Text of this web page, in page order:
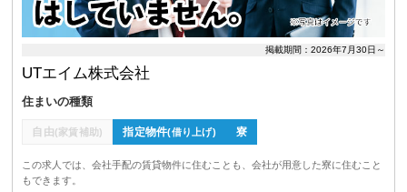
掲載期間：2026年7月30日～
UTエイム株式会社
住まいの種類
自由(家賃補助) 指定物件(借り上げ) 寮
この求人では、会社手配の賃貸物件に住むことも、会社が用意した寮に住むこと
もできます。